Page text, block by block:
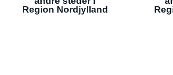
Region Nordjylland